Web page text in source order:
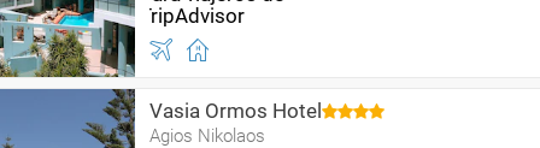
Vasia Ormos Hotel
Agios Nikolaos